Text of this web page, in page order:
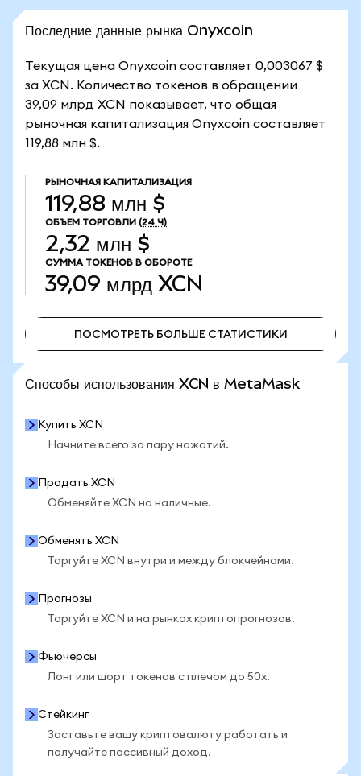
Последние данные рынка Onyxcoin
Текущая цена Onyxcoin составляет 0,003067 $
за XCN. Количество токенов в обращении
39,09 млрд XCN показывает, что общая
рыночная капитализация Onyxcoin составляет
119,88 млн $.
РЫНОЧНАЯ КАПИТАЛИЗАЦИЯ
119,88 млн $
ОБЪЕМ ТОРГОВЛИ (24 Ч)
2,32 млн $
СУММА ТОКЕНОВ В ОБОРОТЕ
39,09 млрд XCN
ПОСМОТРЕТЬ БОЛЬШЕ СТАТИСТИКИ
Способы использования XCN в MetaMask
Купить XCN
Начните всего за пару нажатий.
Продать XCN
Обменяйте XCN на наличные.
Обменять XCN
Торгуйте XCN внутри и между блокчейнами.
Прогнозы
Торгуйте XCN и на рынках криптопрогнозов.
Фьючерсы
Лонг или шорт токенов с плечом до 50x.
Стейкинг
Заставьте вашу криптовалюту работать и
получайте пассивный доход.